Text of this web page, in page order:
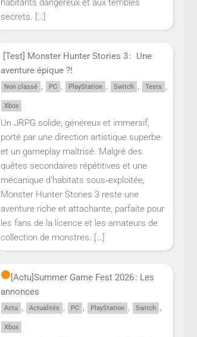
habitants dangereux et aux terribles
secrets. […]
[Test] Monster Hunter Stories 3 : Une
aventure épique ?!
Non classé , PC , PlayStation , Switch , Tests ,
Xbox
Un JRPG solide, généreux et immersif,
porté par une direction artistique superbe
et un gameplay maîtrisé. Malgré des
quêtes secondaires répétitives et une
mécanique d’habitats sous‑exploitée,
Monster Hunter Stories 3 reste une
aventure riche et attachante, parfaite pour
les fans de la licence et les amateurs de
collection de monstres. […]
[Actu]Summer Game Fest 2026 : Les
annonces
Actu , Actualités , PC , PlayStation , Switch ,
Xbox